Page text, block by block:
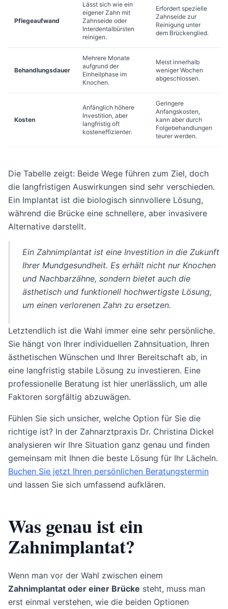
Pflegeaufwand
Lässt sich wie ein
eigener Zahn mit
Zahnseide oder
Interdentalbürsten
reinigen.
Erfordert spezielle
Zahnseide zur
Reinigung unter
dem Brückenglied.
Behandlungsdauer
Mehrere Monate
aufgrund der
Einheilphase im
Knochen.
Meist innerhalb
weniger Wochen
abgeschlossen.
Kosten
Anfänglich höhere
Investition, aber
langfristig oft
kosteneffizienter.
Geringere
Anfangskosten,
kann aber durch
Folgebehandlungen
teurer werden.
Die Tabelle zeigt: Beide Wege führen zum Ziel, doch
die langfristigen Auswirkungen sind sehr verschieden.
Ein Implantat ist die biologisch sinnvollere Lösung,
während die Brücke eine schnellere, aber invasivere
Alternative darstellt.
Ein Zahnimplantat ist eine Investition in die Zukunft
Ihrer Mundgesundheit. Es erhält nicht nur Knochen
und Nachbarzähne, sondern bietet auch die
ästhetisch und funktionell hochwertigste Lösung,
um einen verlorenen Zahn zu ersetzen.
Letztendlich ist die Wahl immer eine sehr persönliche.
Sie hängt von Ihrer individuellen Zahnsituation, Ihren
ästhetischen Wünschen und Ihrer Bereitschaft ab, in
eine langfristig stabile Lösung zu investieren. Eine
professionelle Beratung ist hier unerlässlich, um alle
Faktoren sorgfältig abzuwägen.
Fühlen Sie sich unsicher, welche Option für Sie die
richtige ist? In der Zahnarztpraxis Dr. Christina Dickel
analysieren wir Ihre Situation ganz genau und finden
gemeinsam mit Ihnen die beste Lösung für Ihr Lächeln.
Buchen Sie jetzt Ihren persönlichen Beratungstermin
und lassen Sie sich umfassend aufklären.
Was genau ist ein
Zahnimplantat?
Wenn man vor der Wahl zwischen einem
Zahnimplantat oder einer Brücke steht, muss man
erst einmal verstehen, wie die beiden Optionen